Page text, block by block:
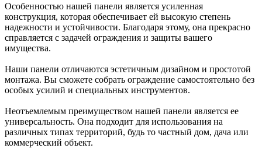
Особенностью нашей панели является усиленная
конструкция, которая обеспечивает ей высокую степень
надежности и устойчивости. Благодаря этому, она прекрасно
справляется с задачей ограждения и защиты вашего
имущества.
Наши панели отличаются эстетичным дизайном и простотой
монтажа. Вы сможете собрать ограждение самостоятельно без
особых усилий и специальных инструментов.
Неотъемлемым преимуществом нашей панели является ее
универсальность. Она подходит для использования на
различных типах территорий, будь то частный дом, дача или
коммерческий объект.